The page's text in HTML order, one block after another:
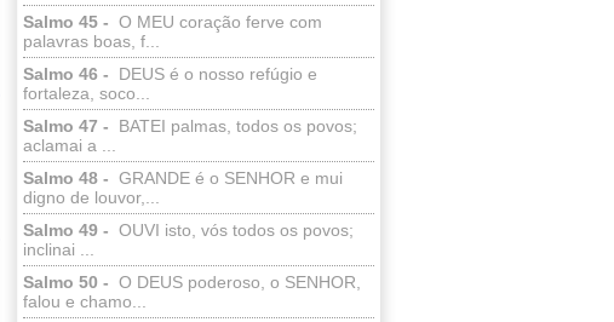
Salmo 45 - O MEU coração ferve com
palavras boas, f...
Salmo 46 -
DEUS é o nosso refúgio e
fortaleza, soco...
Salmo 47 -
BATEI palmas, todos os povos;
aclamai a ...
Salmo 48 - GRANDE é o SENHOR e mui
digno de louvor,...
Salmo 49 - OUVI isto, vós todos os povos;
inclinai ...
Salmo 50 - O DEUS poderoso, o SENHOR,
falou e chamo...